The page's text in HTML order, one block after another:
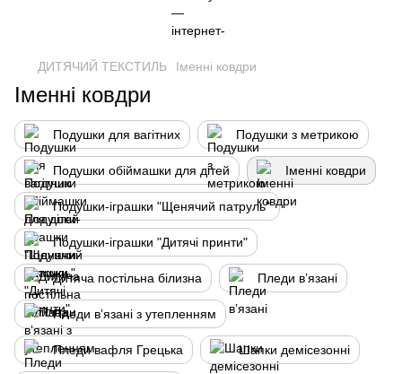
ДИТЯЧИЙ ТЕКСТИЛЬ Іменні ковдри
Іменні ковдри
Подушки для вагітних Подушки з метрикою
Подушки обіймашки для дітей Іменні ковдри
Подушки-іграшки "Щенячий патруль"
Подушки-іграшки "Дитячі принти"
Дитяча постільна білизна Пледи вʼязані
Пледи вʼязані з утепленням
Пледи вафля Грецька Шапки демісезонні